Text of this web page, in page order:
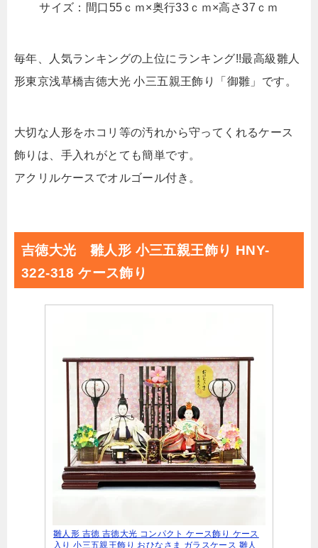
サイズ：間口55ｃｍ×奥行33ｃｍ×高さ37ｃｍ
毎年、人気ランキングの上位にランキング!!最高級雛人
形東京浅草橋吉徳大光 小三五親王飾り「御雛」です。
大切な人形をホコリ等の汚れから守ってくれるケース
飾りは、手入れがとても簡単です。
アクリルケースでオルゴール付き。
吉徳大光 雛人形 小三五親王飾り HNY-
322-318 ケース飾り
雛人形 吉徳 吉徳大光 コンパクト ケース飾り ケース
入り 小三五親王飾り おひなさま ガラスケース 雛人